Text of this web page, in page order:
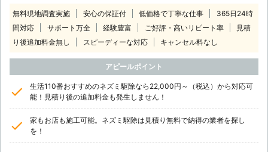
無料現地調査実施 安心の保証付 低価格で丁寧な仕事
365日24時
間対応
サポート万全 経験豊富 ご好評・高いリピート率
見積
り後追加料金無し
スピーディーな対応 キャンセル料なし
アピールポイント
生活110番おすすめのネズミ駆除なら22,000円～（税込）から対応可
能！見積り後の追加料金も発生しません！
家もお店も施工可能。ネズミ駆除は見積り無料で納得の業者を探し
を！